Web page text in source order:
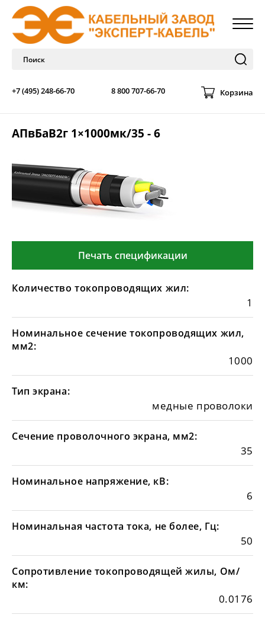
+7 (495) 248-66-70 8 800 707-66-70 Корзина
АПвБаВ2г 1×1000мк/35 - 6
Печать спецификации
Количество токопроводящих жил:
1
Номинальное сечение токопроводящих жил,
мм2:
1000
Тип экрана:
медные проволоки
Сечение проволочного экрана, мм2:
35
Номинальное напряжение, кВ:
6
Номинальная частота тока, не более, Гц:
50
Сопротивление токопроводящей жилы, Ом/
км:
0.0176